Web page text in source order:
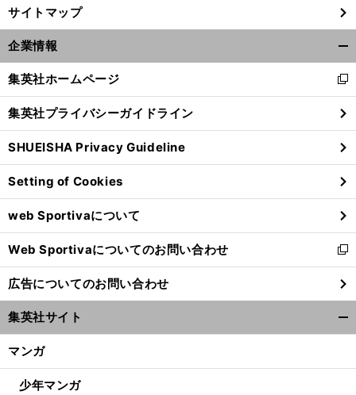
サイトマップ
企業情報
閉
る
集英社ホームページ
新
し
い
ウ
ィ
ン
ド
ウ
で
開
く
集英社プライバシーガイドライン
SHUEISHA Privacy Guideline
Setting of Cookies
web Sportivaについて
Web Sportivaについてのお問い合わせ
新
し
い
ウ
ィ
ン
ウ
広告についてのお問い合わせ
集英社サイト
マンガ
少年マンガ